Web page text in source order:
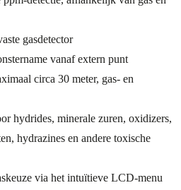
gasdetector
vanaf extern punt
circa 30 meter, gas- en
hydrides, minerale zuren, oxidizers,
hydrazines en andere toxische
via het intuïtieve LCD-menu